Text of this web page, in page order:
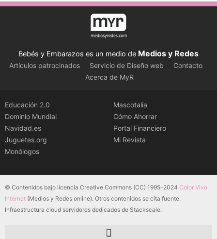
Bebés y Embarazos es un medio de Medios y Redes
Artículos patrocinados Servicio de Diseño web
Contacto
Acerca de MyR
Educación 2.0
Dominio Mundial
Navidad.es
Juguetes.org
Monólogos
Mascotalia
Cómo Ahorrar
Portal Financiero
Mi Revista
© Contenidos bajo licencia Creative Commons (CC) 1995-2024 Color Vivo
Internet (Medios y Redes online). Otros contenidos se cita fuente.
Infraestructura cloud servidores dedicados de Stackscale.